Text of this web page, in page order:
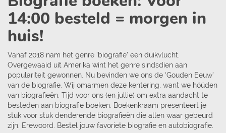
14:00 besteld = morgen in
huis!
Vanaf 2018 nam het genre ‘biografie’ een duikvlucht.
Overgewaaid uit Amerika wint het genre sindsdien aan
populariteit gewonnen. Nu bevinden we ons de ‘Gouden Eeuw’
van de biografie. Wij omarmen deze kentering, want we hóúden
van biografieën. Tijd voor ons (en jullie) om extra aandacht te
besteden aan biografie boeken. Boekenkraam presenteert je
stuk voor stuk denderende biografieën die allen waar gebeurd
zijn. Erewoord. Bestel jouw favoriete biografie en autobiografie.